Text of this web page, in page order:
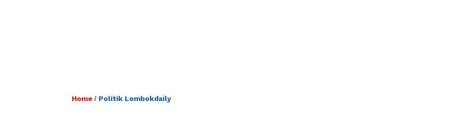
Home / Politik Lombokdaily